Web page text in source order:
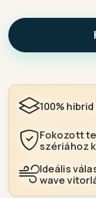
100%
Fokozott
szériához
Ideális
wave